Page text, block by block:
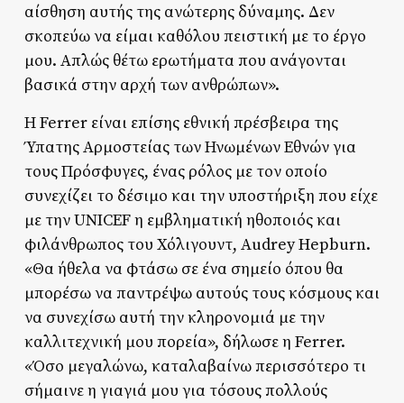
αίσθηση αυτής της ανώτερης δύναμης. Δεν
σκοπεύω να είμαι καθόλου πειστική με το έργο
μου. Απλώς θέτω ερωτήματα που ανάγονται
βασικά στην αρχή των ανθρώπων».
Η Ferrer είναι επίσης εθνική πρέσβειρα της
Ύπατης Αρμοστείας των Ηνωμένων Εθνών για
τους Πρόσφυγες, ένας ρόλος με τον οποίο
συνεχίζει το δέσιμο και την υποστήριξη που είχε
με την UNICEF η εμβληματική ηθοποιός και
φιλάνθρωπος του Χόλιγουντ, Audrey Hepburn.
«Θα ήθελα να φτάσω σε ένα σημείο όπου θα
μπορέσω να παντρέψω αυτούς τους κόσμους και
να συνεχίσω αυτή την κληρονομιά με την
καλλιτεχνική μου πορεία», δήλωσε η Ferrer.
«Όσο μεγαλώνω, καταλαβαίνω περισσότερο τι
σήμαινε η γιαγιά μου για τόσους πολλούς